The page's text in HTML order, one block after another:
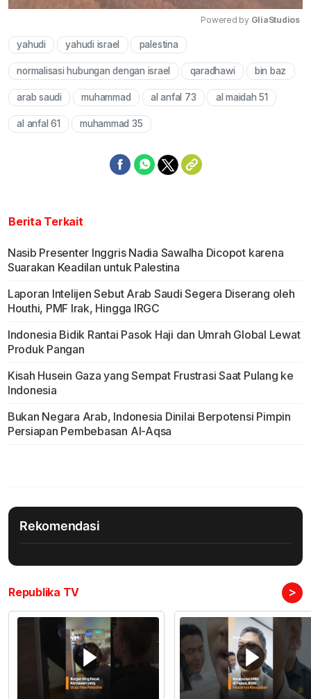
Powered by GliaStudios
yahudi yahudi israel palestina
normalisasi hubungan dengan israel qaradhawi bin baz
arab saudi muhammad al anfal 73 al maidah 51
al anfal 61 muhammad 35
Berita Terkait
Nasib Presenter Inggris Nadia Sawalha Dicopot karena
Suarakan Keadilan untuk Palestina
Laporan Intelijen Sebut Arab Saudi Segera Diserang oleh
Houthi, PMF Irak, Hingga IRGC
Indonesia Bidik Rantai Pasok Haji dan Umrah Global Lewat
Produk Pangan
Kisah Husein Gaza yang Sempat Frustrasi Saat Pulang ke
Indonesia
Bukan Negara Arab, Indonesia Dinilai Berpotensi Pimpin
Persiapan Pembebasan Al-Aqsa
Rekomendasi
Republika TV >